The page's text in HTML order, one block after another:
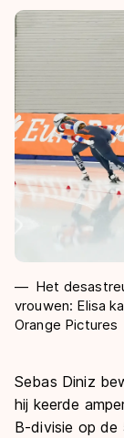
Het
vrouwen: Elisa
Orange Pictures
Sebas Diniz
hij keerde
B-divisie op de